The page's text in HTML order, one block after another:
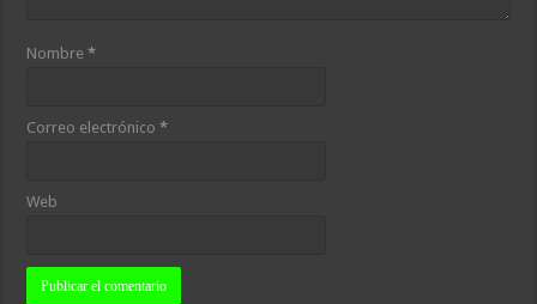
Nombre*
Correo electrónico*
Web